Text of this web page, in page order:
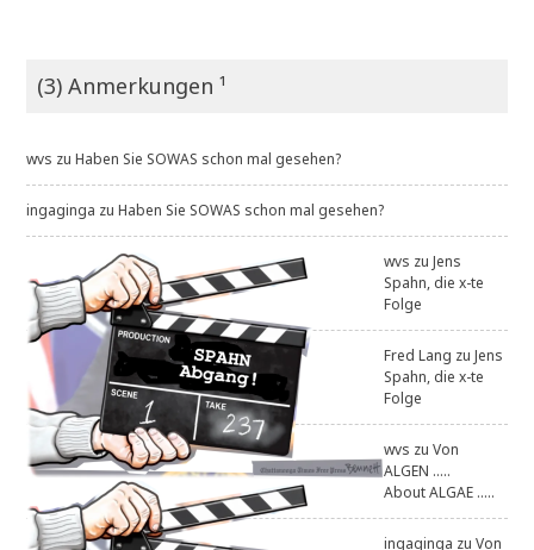
(3) Anmerkungen ¹
wvs zuHaben Sie SOWAS schon mal gesehen?
ingaginga zuHaben Sie SOWAS schon mal gesehen?
wvs zuJens
Spahn, die x-te
Folge
Fred Lang zuJens
Spahn, die x-te
Folge
wvs zuVon
ALGEN .....
About ALGAE .....
ingaginga zuVon